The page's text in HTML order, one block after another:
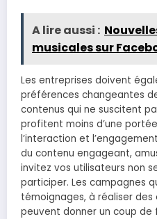
A lire aussi :
musicales sur
Les entreprises doivent
préférences changeantes
contenus qui ne suscitent
profitent moins d’une
l’interaction et
du contenu engageant,
invitez vos utilisateurs non
participer. Les campagnes
témoignages, à réaliser
peuvent donner un coup